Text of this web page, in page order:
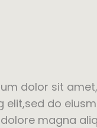
dolor sit
elit,sed do
magna